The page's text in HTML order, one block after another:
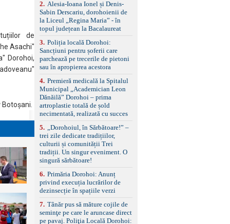
de
Asachi"
Dorohoi,
schimbare bandă și
menținere bandă Faruri
bi-xenon adaptive cu
asistent fază lungă
automată , lumini de zi
LED, proiectoare ceață
LED, spălătoare faruri
față/spate, cameră
marșarier Keyless entry
& start, geamuri electrice
față/spate, oglinzi
electrice, încălzite și
rabatabile Sistem hands-
free, Bluetooth, USB
Sistem start/stop, frână
de parcare electrică,
anvelope vară runflat
filtru de particule,
standard Euro 6 Trapă
panoramică, geamuri
remorcare Bonus: -
Covorașe textile montate
2. Alesia-Ioana Ionel și Denis-
Sabin Derscariu, dorohoienii de
la Liceul „Regina Maria” - în
topul județean la Bacalaureat
3. Poliția locală Dorohoi:
Sancțiuni pentru șoferii care
parchează pe trecerile de pietoni
sau în apropierea acestora
4. Premieră medicală la Spitalul
Municipal „Academician Leon
Dănăilă” Dorohoi – prima
artroplastie totală de șold
necimentată, realizată cu succes
5.
„Dorohoiul, în Sărbătoare!” –
trei zile dedicate tradițiilor,
culturii și comunității Trei
tradiții. Un singur eveniment. O
singură sărbătoare!
6. Primăria Dorohoi: Anunț
privind execuția lucrărilor de
dezinsecție în spațiile verzi
7. Tânăr pus să măture cojile de
seminţe pe care le aruncase direct
pe pavaj. Poliţia Locală Dorohoi: